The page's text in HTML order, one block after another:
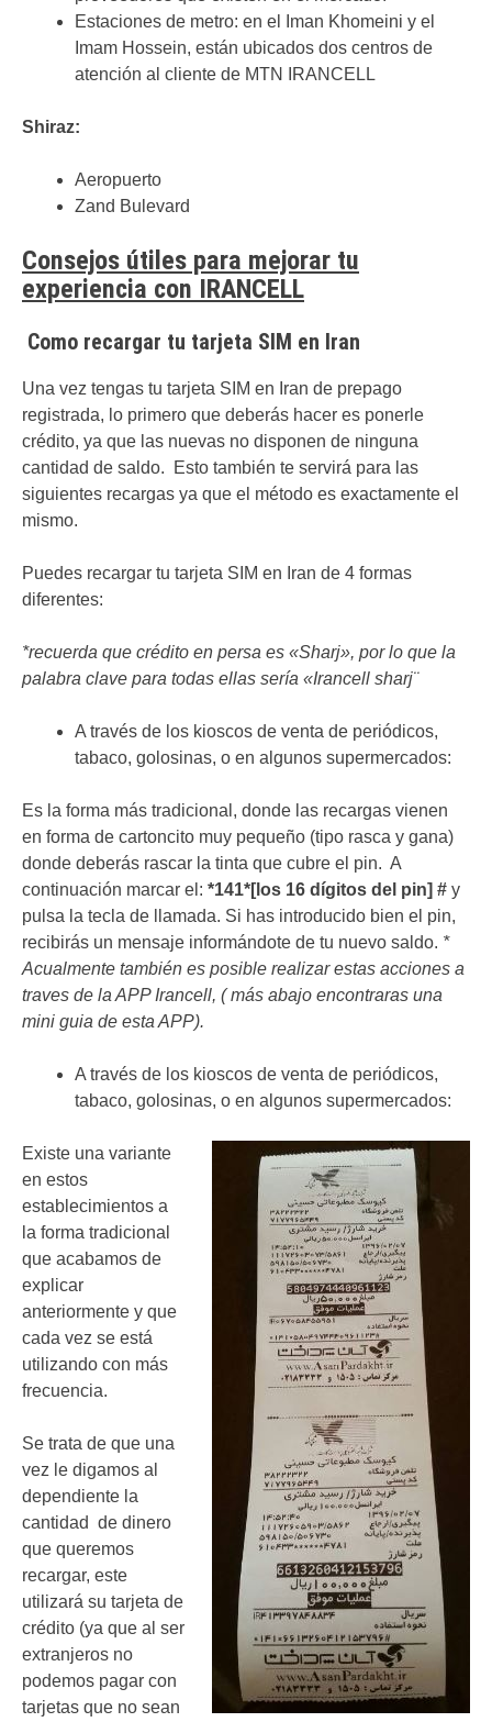
Estaciones de metro: en el Iman Khomeini y el
Imam Hossein, están ubicados dos centros de
atención al cliente de MTN IRANCELL
Shiraz:
Aeropuerto
Zand Bulevard
Consejos útiles para mejorar tu
experiencia con IRANCELL
Como recargar tu tarjeta SIM en Iran
Una vez tengas tu tarjeta SIM en Iran de prepago
registrada, lo primero que deberás hacer es ponerle
crédito, ya que las nuevas no disponen de ninguna
cantidad de saldo. Esto también te servirá para las
siguientes recargas ya que el método es exactamente el
mismo.
Puedes recargar tu tarjeta SIM en Iran de 4 formas
diferentes:
*recuerda que crédito en persa es «Sharj», por lo que la
palabra clave para todas ellas sería «Irancell sharj¨
A través de los kioscos de venta de periódicos,
tabaco, golosinas, o en algunos supermercados:
Es la forma más tradicional, donde las recargas vienen
en forma de cartoncito muy pequeño (tipo rasca y gana)
donde deberás rascar la tinta que cubre el pin. A
continuación marcar el: *141*[los 16 dígitos del pin] # y
pulsa la tecla de llamada. Si has introducido bien el pin,
recibirás un mensaje informándote de tu nuevo saldo. *
Acualmente también es posible realizar estas acciones a
traves de la APP Irancell, ( más abajo encontraras una
mini guia de esta APP).
A través de los kioscos de venta de periódicos,
tabaco, golosinas, o en algunos supermercados:
Existe una variante
en estos
establecimientos a
la forma tradicional
que acabamos de
explicar
anteriormente y que
cada vez se está
utilizando con más
frecuencia.
Se trata de que una
vez le digamos al
dependiente la
cantidad de dinero
que queremos
recargar, este
utilizará su tarjeta de
crédito (ya que al ser
extranjeros no
podemos pagar con
tarjetas que no sean